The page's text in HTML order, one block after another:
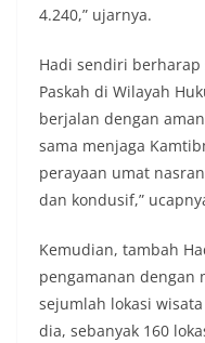
4.240,” ujarnya.
Hadi sendiri
Paskah di Wilayah
berjalan dengan
sama menjaga
perayaan umat
dan kondusif,”
Kemudian, tambah
pengamanan dengan
sejumlah lokasi
dia, sebanyak 160